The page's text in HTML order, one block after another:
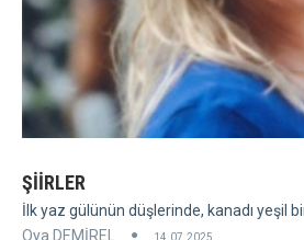
ŞİİRLER
İlk yaz gülünün düşlerinde, kanadı yeşil bir
Oya DEMİREL
14.07.2025